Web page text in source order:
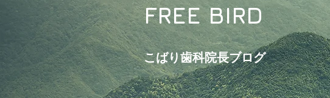
FREE BIRD
こばり歯科院長ブログ​